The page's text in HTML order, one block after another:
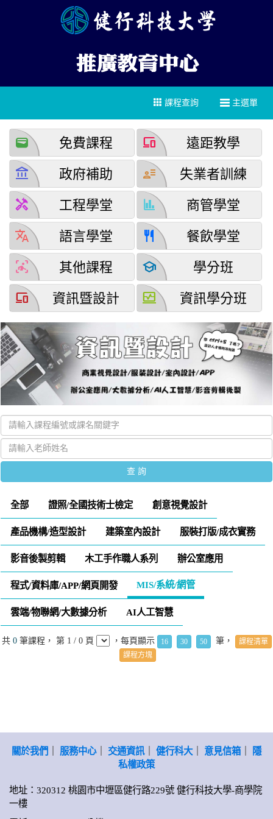
主選單
課程查詢
wallet 免費課程 devices 遠距教學
account_balance 政府補助 user_attributes 失業者訓練
handyman 工程學堂 finance 商管學堂
translate 語言學堂 restaurant 餐飲學堂
detection_and_zone 其他課程 school 學分班
devices 資訊暨設計 browse_activity 資訊學分班
全部 證照/全國技術士檢定 創意視覺設計
產品機構/造型設計 建築室內設計 服裝打版/成衣實務
影音後製剪輯 木工手作職人系列 辦公室應用
程式/資料庫/APP/網頁開發 MIS/系統/網管
雲端/物聯網/大數據分析 AI人工智慧
共 0筆課程， 第 1 / 0 頁 ，每頁顯示 16 30 50 筆，
課程清單
課程方塊
關於我們 服務中心｜ 交通資訊｜ 健行科大｜ 意見信箱｜
隱
私權政策
地址：320312 桃園市中壢區健行路229號 健行科技大學-商學院
一樓